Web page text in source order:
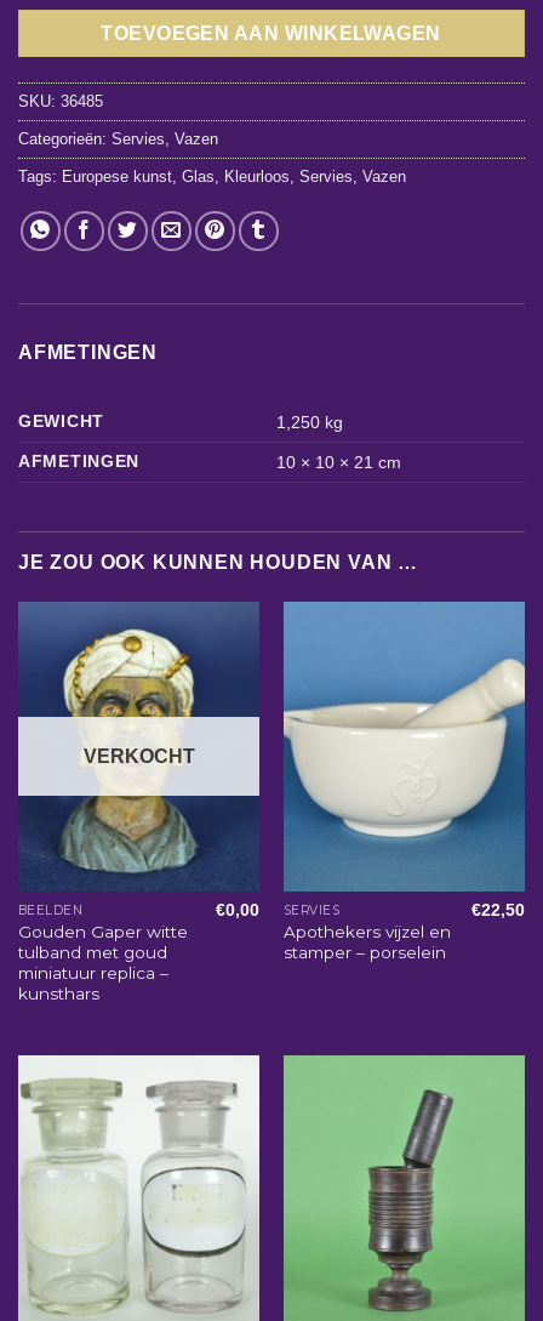
TOEVOEGEN AAN WINKELWAGEN
SKU: 36485
Categorieën: Servies Vazen
Tags: Europese kunst Glas Kleurloos Servies Vazen
AFMETINGEN
GEWICHT
1,250 kg
AFMETINGEN
10 × 10 × 21 cm
JE ZOU OOK KUNNEN HOUDEN VAN …
VERKOCHT
BEELDEN
Gouden Gaper witte
tulband met goud
miniatuur replica –
kunsthars
€0,00 SERVIES
Apothekers vijzel en
stamper – porselein
€22,50